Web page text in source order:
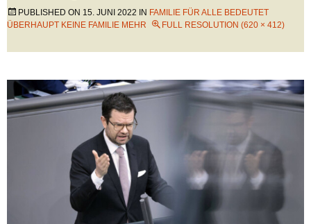
PUBLISHED ON 15. JUNI 2022 IN FAMILIE FÜR ALLE BEDEUTET
ÜBERHAUPT KEINE FAMILIE MEHR
FULL RESOLUTION (620 × 412)